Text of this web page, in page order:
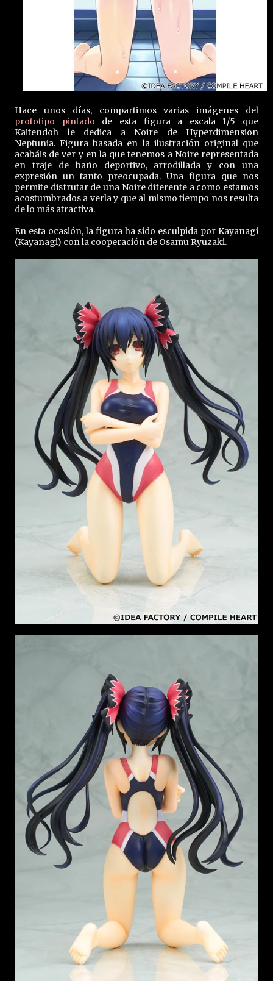
Hace unos días, compartimos varias imágenes del
prototipo pintado de esta figura a escala 1/5 que
Kaitendoh le dedica a Noire de Hyperdimension
Neptunia. Figura basada en la ilustración original que
acabáis de ver y en la que tenemos a Noire representada
en traje de baño deportivo, arrodillada y con una
expresión un tanto preocupada. Una figura que nos
permite disfrutar de una Noire diferente a como estamos
acostumbrados a verla y que al mismo tiempo nos resulta
de lo más atractiva.
En esta ocasión, la figura ha sido esculpida por Kayanagi
(Kayanagi) con la cooperación de Osamu Ryuzaki.